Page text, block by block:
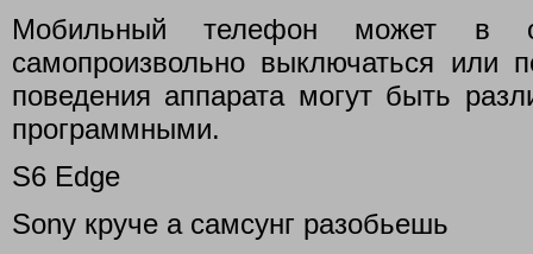
Мобильный телефон может в
самопроизвольно выключаться или
поведения аппарата могут быть
программными.
S6 Edge
Sony круче а самсунг разобьешь